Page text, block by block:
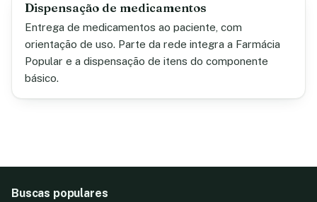
Dispensação de medicamentos
Entrega de medicamentos ao paciente, com
orientação de uso. Parte da rede integra a Farmácia
Popular e a dispensação de itens do componente
básico.
Buscas populares